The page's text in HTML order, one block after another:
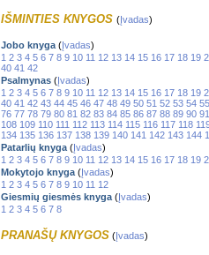
IŠMINTIES KNYGOS ( Įvadas)
Jobo knyga ( Įvadas)
1 2 3 4 5 6 7 8 9 10 11 12 13 14 15 16 17 18 19
40 41 42
Psalmynas ( Įvadas)
1 2 3 4 5 6 7 8 9 10 11 12 13 14 15 16 17 18 19
40 41 42 43 44 45 46 47 48 49 50 51 52 53 54 55
76 77 78 79 80 81 82 83 84 85 86 87 88 89 90 91
108 109 110 111 112 113 114 115 116 117 118
134 135 136 137 138 139 140 141 142 143 144
Patarlių knyga ( Įvadas)
1 2 3 4 5 6 7 8 9 10 11 12 13 14 15 16 17 18 19
Mokytojo knyga ( Įvadas)
1 2 3 4 5 6 7 8 9 10 11 12
Giesmių giesmės knyga ( Įvadas)
1 2 3 4 5 6 7 8
PRANAŠŲ KNYGOS ( Įvadas)